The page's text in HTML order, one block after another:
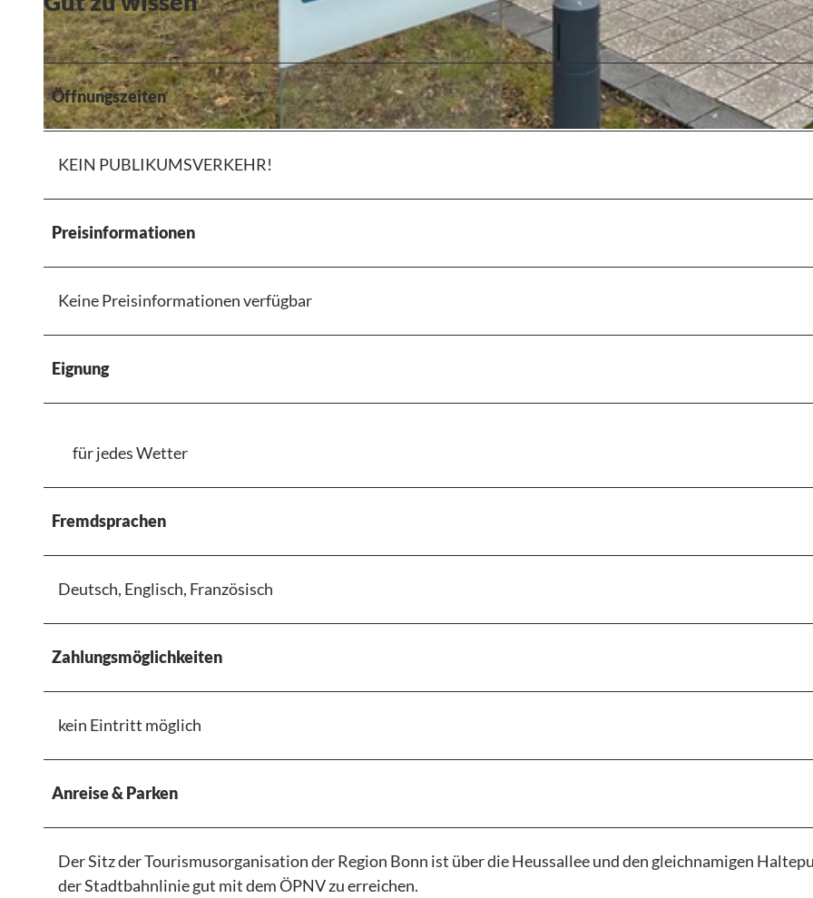
© Ulrich Jünger |CC-BY-SA
Öffnungszeiten
KEIN PUBLIKUMSVERKEHR!
Preisinformationen
Keine Preisinformationen verfügbar
Eignung
für jedes Wetter
Fremdsprachen
Deutsch, Englisch, Französisch
Zahlungsmöglichkeiten
kein Eintritt möglich
Anreise & Parken
Der Sitz der Tourismusorganisation der Region Bonn ist über die Heussallee und den gleichnamigen
der Stadtbahnlinie gut mit dem ÖPNV zu erreichen.